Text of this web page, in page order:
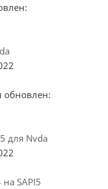
обновлен:
для Nvda
SAPI5